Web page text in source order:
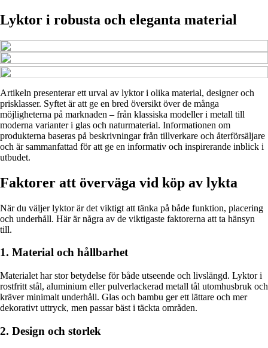
Lyktor i robusta och eleganta material
Artikeln presenterar ett urval av lyktor i olika material, designer och
prisklasser. Syftet är att ge en bred översikt över de många
möjligheterna på marknaden – från klassiska modeller i metall till
moderna varianter i glas och naturmaterial. Informationen om
produkterna baseras på beskrivningar från tillverkare och återförsäljare
och är sammanfattad för att ge en informativ och inspirerande inblick i
utbudet.
Faktorer att överväga vid köp av lykta
När du väljer lyktor är det viktigt att tänka på både funktion, placering
och underhåll. Här är några av de viktigaste faktorerna att ta hänsyn
till.
1. Material och hållbarhet
Materialet har stor betydelse för både utseende och livslängd. Lyktor i
rostfritt stål, aluminium eller pulverlackerad metall tål utomhusbruk och
kräver minimalt underhåll. Glas och bambu ger ett lättare och mer
dekorativt uttryck, men passar bäst i täckta områden.
2. Design och storlek